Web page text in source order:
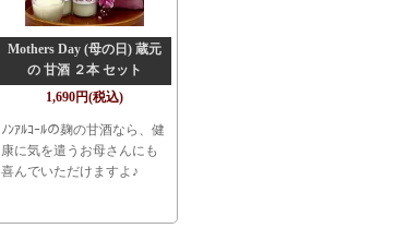
Mothers Day (母の日) 蔵元
の 甘酒 ２本 セット
1,690円(税込)
ﾉﾝｱﾙｺｰﾙの麹の甘酒なら、健
康に気を遣うお母さんにも
喜んでいただけますよ♪